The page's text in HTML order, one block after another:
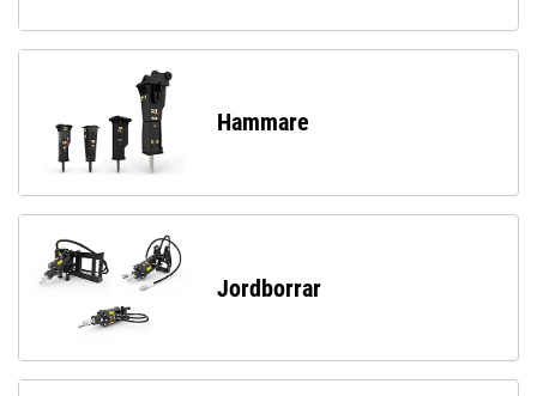
Hammare
Jordborrar